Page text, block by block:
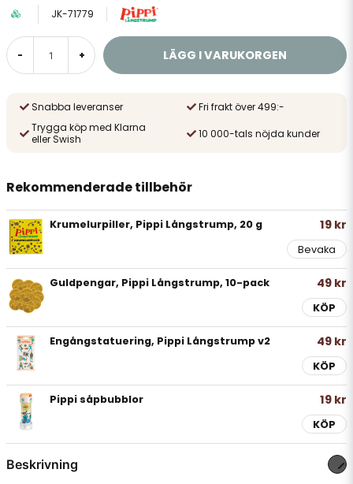
JK-71779
- + LÄGG I VARUKORGEN
Snabba leveranser
Fri frakt över 499:-
Trygga köp med Klarna
eller Swish
10 000-tals nöjda kunder
Rekommenderade tillbehör
Krumelurpiller, Pippi Långstrump, 20 g 19 kr
Bevaka
Guldpengar, Pippi Långstrump, 10-pack 49 kr
KÖP
Engångstatuering, Pippi Långstrump v2 49 kr
KÖP
Pippi såpbubblor 19 kr
KÖP
Beskrivning